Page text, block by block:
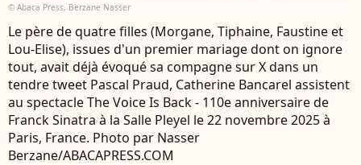
© Abaca Press, Berzane Nasser
Le père de quatre filles (Morgane, Tiphaine, Faustine et
Lou-Elise), issues d'un premier mariage dont on ignore
tout, avait déjà évoqué sa compagne sur X dans un
tendre tweet Pascal Praud, Catherine Bancarel assistent
au spectacle The Voice Is Back - 110e anniversaire de
Franck Sinatra à la Salle Pleyel le 22 novembre 2025 à
Paris, France. Photo par Nasser
Berzane/ABACAPRESS.COM